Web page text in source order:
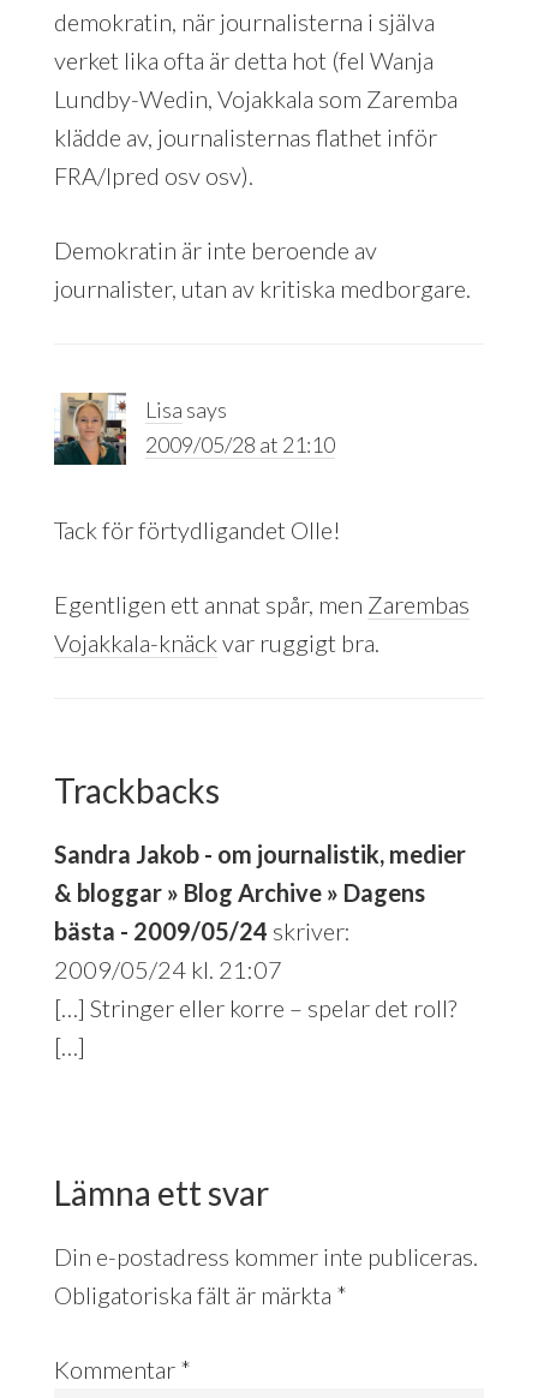
demokratin, när journalisterna i själva
verket lika ofta är detta hot (fel Wanja
Lundby-Wedin, Vojakkala som Zaremba
klädde av, journalisternas flathet inför
FRA/Ipred osv osv).
Demokratin är inte beroende av
journalister, utan av kritiska medborgare.
Lisa says
2009/05/28 at 21:10
Tack för förtydligandet Olle!
Egentligen ett annat spår, men Zarembas
Vojakkala-knäck var ruggigt bra.
Trackbacks
Sandra Jakob - om journalistik, medier
& bloggar » Blog Archive » Dagens
bästa - 2009/05/24 skriver:
2009/05/24 kl. 21:07
[…] Stringer eller korre – spelar det roll?
[…]
Lämna ett svar
Din e-postadress kommer inte publiceras.
Obligatoriska fält är märkta *
Kommentar *